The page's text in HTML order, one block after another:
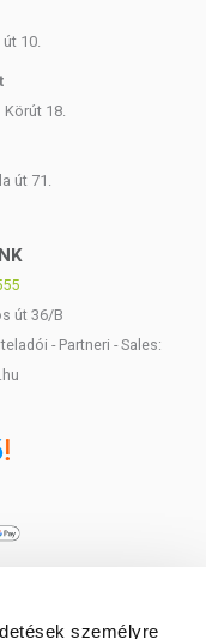
személyre
10.
18.
út 71.
út 36/B
- Partneri - Sales: